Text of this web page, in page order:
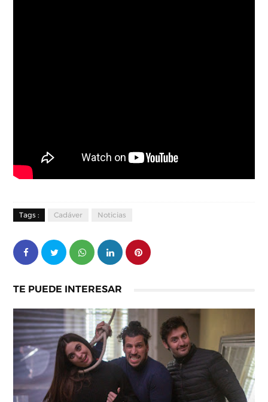
Tags : Cadáver Noticias
TE PUEDE INTERESAR